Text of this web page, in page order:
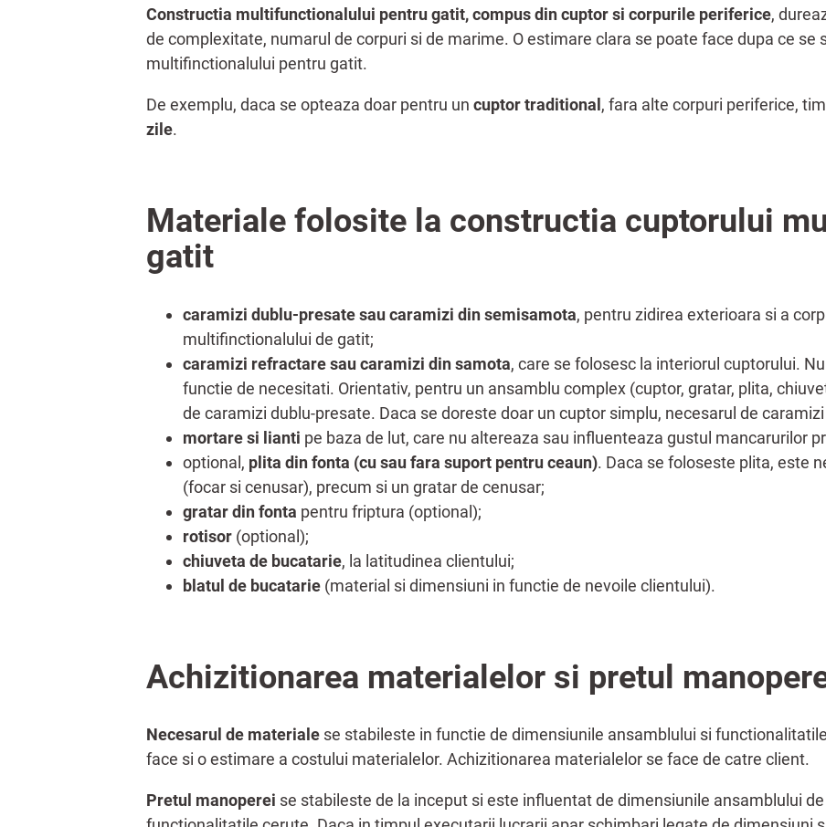
Constructia multifunctionalului pentru gatit, compus din cuptor si corpurile periferice,
de complexitate, numarul de corpuri si de marime. O estimare clara se poate face dupa ce se
multifinctionalului pentru gatit.
De exemplu, daca se opteaza doar pentru un cuptor traditional , fara alte corpuri periferice,
zile.
Materiale folosite la constructia cuptorului
gatit
caramizi dublu-presate sau caramizi din semisamota, pentru zidirea exterioara si a
multifinctionalului de gatit;
caramizi refractare sau caramizi din samota, care se folosesc la interiorul cuptorului.
functie de necesitati. Orientativ, pentru un ansamblu complex (cuptor, gratar, plita,
de caramizi dublu-presate. Daca se doreste doar un cuptor simplu, necesarul de
mortare si lianti pe baza de lut, care nu altereaza sau influenteaza gustul mancarurilor
optional, plita din fonta (cu sau fara suport pentru ceaun). Daca se foloseste plita, este
(focar si cenusar), precum si un gratar de cenusar;
gratar din fonta pentru friptura (optional);
rotisor (optional);
chiuveta de bucatarie, la latitudinea clientului;
blatul de bucatarie (material si dimensiuni in functie de nevoile clientului).
Achizitionarea materialelor si pretul
Necesarul de materiale se stabileste in functie de dimensiunile ansamblului si
face si o estimare a costului materialelor. Achizitionarea materialelor se face de catre client.
Pretul manoperei se stabileste de la inceput si este influentat de dimensiunile ansamblului